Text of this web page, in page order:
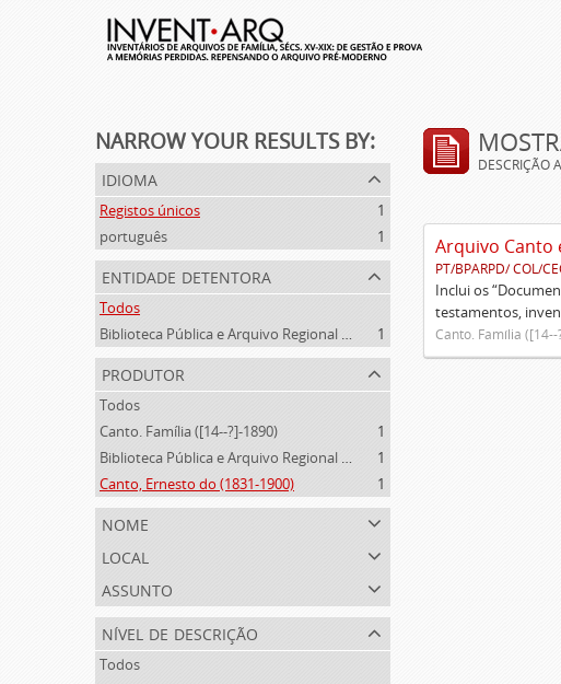
NARROW YOUR RESULTS BY:
idioma
Registos únicos
1
português
1
entidade detentora
Todos
Biblioteca Pública e Arquivo Regional de Ponta Delgada
1
produtor
Todos
Canto. Família ([14--?]-1890)
1
Biblioteca Pública e Arquivo Regional de Ponta Delgada (1841- )
1
Canto, Ernesto do (1831-1900)
1
nome
local
assunto
nível de descrição
Todos
DESCRIÇÃO
Arquivo Canto
PT/BPARPD/ COL/
Inclui os
testamentos,
Canto. Família ([14--